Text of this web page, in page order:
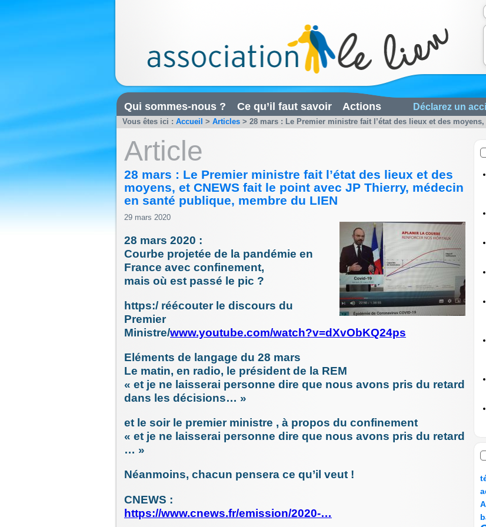
Qui sommes-nous ? Ce qu’il faut savoir Actions Déclarez un
Vous êtes ici : Accueil > Articles > 28 mars : Le Premier ministre fait l’état des lieux et des moyens,
Article
28 mars : Le Premier ministre fait l’état des lieux et des
moyens, et CNEWS fait le point avec JP Thierry, médecin
en santé publique, membre du LIEN
29 mars 2020
28 mars 2020 :
Courbe projetée de la pandémie en
France avec confinement,
mais où est passé le pic ?
https:/ réécouter le discours du
Premier
Ministre/www.youtube.com/watch?v=dXvObKQ24ps
Eléments de langage du 28 mars
Le matin, en radio, le président de la REM
« et je ne laisserai personne dire que nous avons pris du retard
dans les décisions… »
et le soir le premier ministre , à propos du confinement
« et je ne laisserai personne dire que nous avons pris du retard
… »
Néanmoins, chacun pensera ce qu’il veut !
CNEWS :
https://www.cnews.fr/emission/2020-…